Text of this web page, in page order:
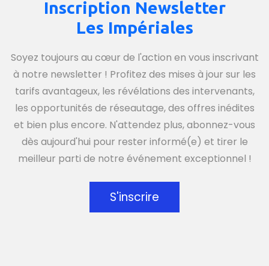
Inscription Newsletter
Les Impériales
Soyez toujours au cœur de l'action en vous inscrivant
à notre newsletter ! Profitez des mises à jour sur les
tarifs avantageux, les révélations des intervenants,
les opportunités de réseautage, des offres inédites
et bien plus encore. N'attendez plus, abonnez-vous
dès aujourd'hui pour rester informé(e) et tirer le
meilleur parti de notre événement exceptionnel !
S'inscrire